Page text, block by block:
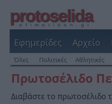
protoselida
efimeridon.gr
Εφημερίδες Αρχείο
Όλες Πολιτικές Αθλητικές
Πρωτοσέλιδο
Διαβάστε το πρωτοσέλιδο